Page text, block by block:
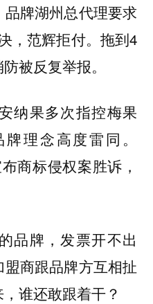
牌湖州总代理要求
，范辉拒付。拖到4
被反复举报。
纳果多次指控梅果
理念高度雷同。
商标侵权案胜诉，
品牌，发票开不出
商跟品牌方互相扯
谁还敢跟着干？